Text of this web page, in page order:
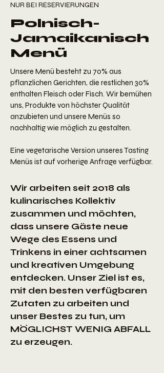
NUR BEI RESERVIERUNGEN
Polnisch-
Jamaikanisch
Menü
Unsere Menü besteht zu 70% aus
pflanzlichen Gerichten, die restlichen 30%
enthalten Fleisch oder Fisch. Wir bemühen
uns, Produkte von höchster Qualität
anzubieten und unsere Menüs so
nachhaltig wie möglich zu gestalten.
Eine vegetarische Version unseres Tasting
Menüs ist auf vorherige Anfrage verfügbar.
Wir arbeiten seit 2018 als
kulinarisches Kollektiv
zusammen und möchten,
dass unsere Gäste neue
Wege des Essens und
Trinkens in einer achtsamen
und kreativen Umgebung
entdecken. Unser Ziel ist es,
mit den besten verfügbaren
Zutaten zu arbeiten und
unser Bestes zu tun, um
MÖGLICHST WENIG ABFALL
zu erzeugen.